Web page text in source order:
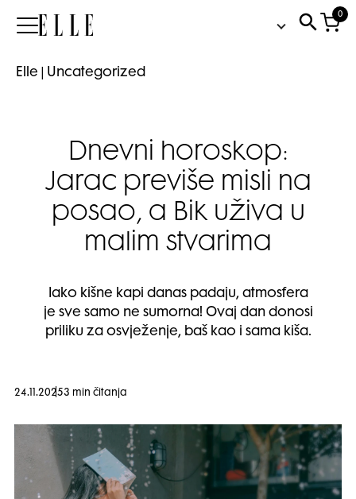
Elle
0
Elle Uncategorized
Dnevni horoskop:
Jarac previše misli na
posao, a Bik uživa u
malim stvarima
Iako kišne kapi danas padaju, atmosfera
je sve samo ne sumorna! Ovaj dan donosi
priliku za osvježenje, baš kao i sama kiša.
24.11.20253 min čitanja